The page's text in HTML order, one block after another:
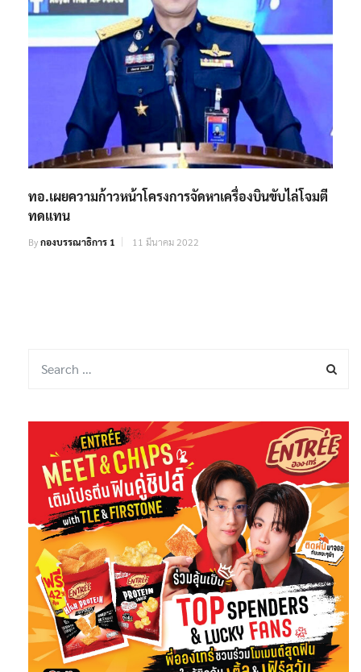
ทอ.เผยความก้าวหน้าโครงการจัดหาเครื่องบินขับไล่โจมตี
ทดแทน
Byกองบรรณาธิการ 1 11 มีนาคม 2022